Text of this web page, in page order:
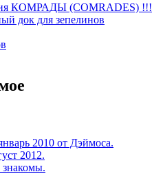
КОМРАДЫ (COMRADES) !!!
док для зепелинов
2010 от Дэймоса.
2012.
знакомы.